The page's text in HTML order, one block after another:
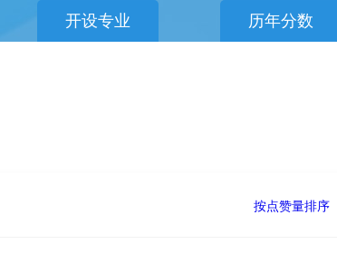
开设专业 历年分数
按点赞量排序